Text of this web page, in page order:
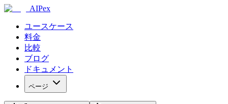
AIPex
ユースケース
料金
比較
ブログ
ドキュメント
ページ